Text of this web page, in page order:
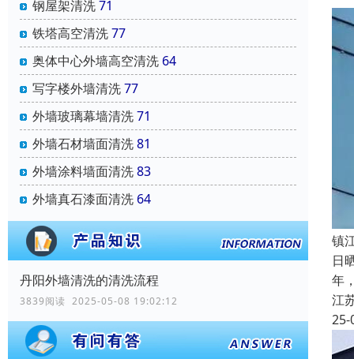
钢屋架清洗71
铁塔高空清洗77
奥体中心外墙高空清洗 64
写字楼外墙清洗77
外墙玻璃幕墙清洗71
外墙石材墙面清洗81
外墙涂料墙面清洗83
外墙真石漆面清洗 64
丹阳外墙清洗的清洗流程
3839阅读 2025-05-08 19:02:12
镇
日
年
江
25-